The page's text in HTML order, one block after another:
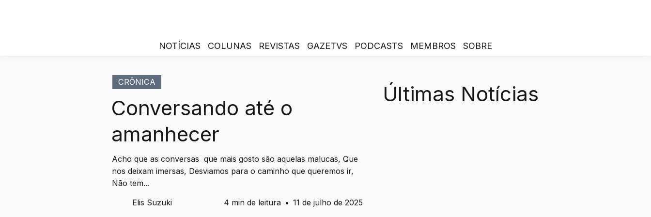
NOTÍCIAS COLUNAS REVISTAS GAZETVS PODCASTS MEMBROS SOBRE
CRÔNICA
Conversando até o
amanhecer
Acho que as conversas que mais gosto são aquelas malucas, Que
nos deixam imersas, Desviamos para o caminho que queremos ir,
Não tem...
Elis Suzuki
4 min de leitura • 11 de julho de 2025
Últimas Notícias